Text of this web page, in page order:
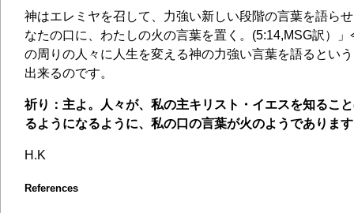
神はエレミヤを召して、力強い新しい段階の言葉を語ら
なたの口に、わたしの火の言葉を置く。(5:14,MSG訳）
の周りの人々に人生を変える神の力強い言葉を語るとい
出来るのです。
祈り：主よ。人々が、私の主キリスト・イエスを知るこ
るようになるように、私の口の言葉が火のようでありま
H.K
References